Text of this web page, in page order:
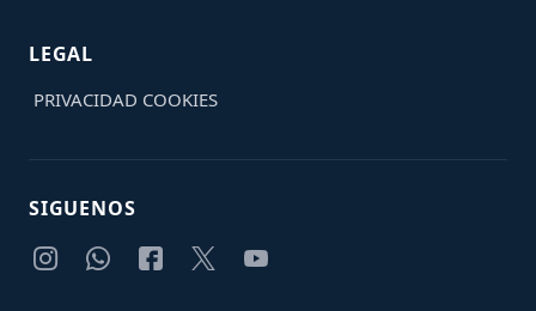
LEGAL
PRIVACIDAD COOKIES
SIGUENOS